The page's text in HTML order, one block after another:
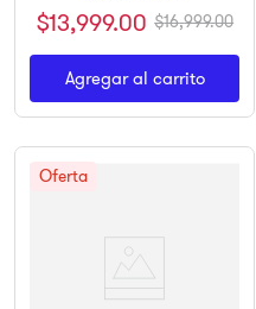
$13,999.00 $16,999.00
Agregar al carrito